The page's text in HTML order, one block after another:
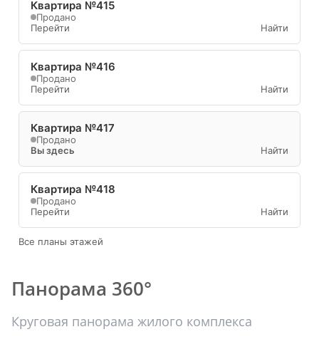
Квартира №415
Продано
Перейти
Найти
Квартира №416
Продано
Перейти
Найти
Квартира №417
Продано
Вы здесь
Найти
Квартира №418
Продано
Перейти
Найти
Все планы этажей
Панорама 360°
Круговая панорама жилого комплекса